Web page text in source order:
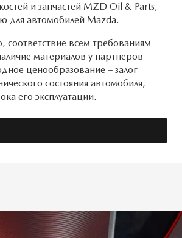
и запчастей MZD Oil & Parts,
для автомобилей Mazda.
соответствие всем требованиям
материалов у партнеров
ценообразование – залог
состояния автомобиля,
его эксплуатации.